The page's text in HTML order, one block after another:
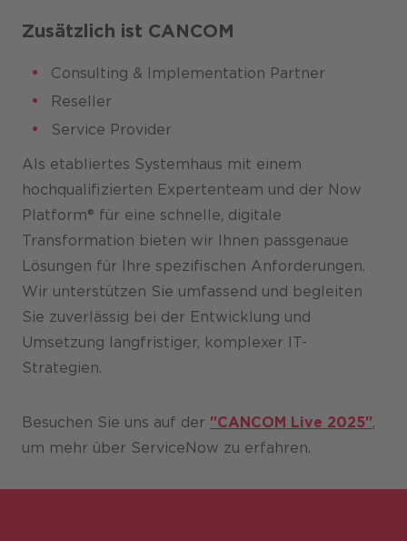
Zusätzlich ist CANCOM
Consulting & Implementation Partner
Reseller
Service Provider
Als etabliertes Systemhaus mit einem
hochqualifizierten Expertenteam und der Now
Platform® für eine schnelle, digitale
Transformation bieten wir Ihnen passgenaue
Lösungen für Ihre spezifischen Anforderungen.
Wir unterstützen Sie umfassend und begleiten
Sie zuverlässig bei der Entwicklung und
Umsetzung langfristiger, komplexer IT-
Strategien.
Besuchen Sie uns auf der "CANCOM Live 2025",
um mehr über ServiceNow zu erfahren.